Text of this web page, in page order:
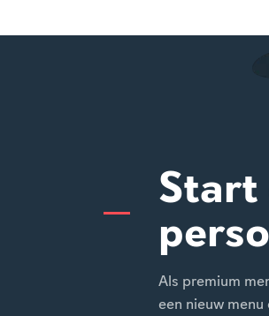
Start
Als premium
een nieuw menu